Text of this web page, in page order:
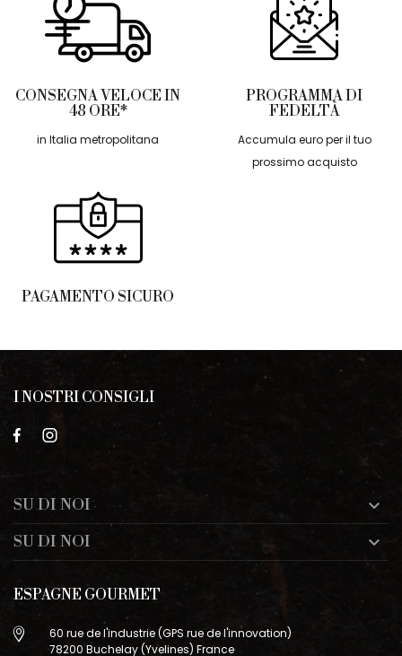
CONSEGNA VELOCE IN
48 ORE*
in Italia metropolitana
PROGRAMMA DI
FEDELTÀ
Accumula euro per il tuo
prossimo acquisto
PAGAMENTO SICURO
I NOSTRI CONSIGLI
SU DI NOI 
SU DI NOI 
ESPAGNE GOURMET
60 rue de l'industrie (GPS rue de l'innovation)
78200 Buchelay (Yvelines) France